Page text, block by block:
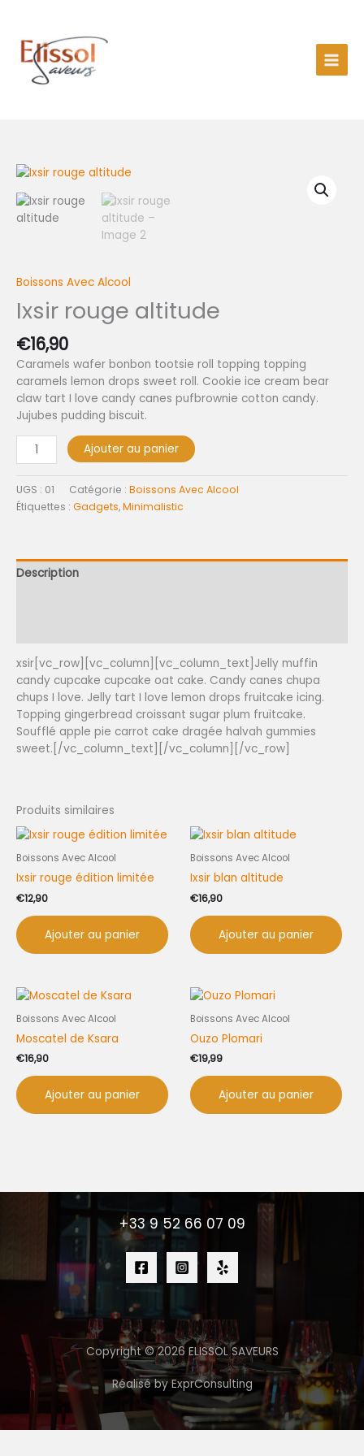
contenu
Boissons Avec Alcool
Ixsir rouge altitude
€16,90
Caramels wafer bonbon tootsie roll topping topping
caramels lemon drops sweet roll. Cookie ice cream bear
claw tart I love candy canes pufbrownie cotton candy.
Jujubes pudding biscuit.
quantité
de
Ixsir
rouge
Ajouter au panier
UGS : 01 Catégorie : Boissons Avec Alcool
Étiquettes : Gadgets,Minimalistic
Description
xsir[vc_row][vc_column][vc_column_text]Jelly muffin
candy cupcake cupcake oat cake. Candy canes chupa
chups I love. Jelly tart I love lemon drops fruitcake icing.
Topping gingerbread croissant sugar plum fruitcake.
Soufflé apple pie carrot cake dragée halvah gummies
sweet.[/vc_column_text][/vc_column][/vc_row]
Produits similaires
Boissons Avec Alcool
Ixsir rouge édition limitée
€12,90
Ajouter au panier
Boissons Avec Alcool
Ixsir blan altitude
€16,90
Ajouter au panier
Boissons Avec Alcool
Moscatel de Ksara
€16,90
Ajouter au panier
Boissons Avec Alcool
Ouzo Plomari
€19,99
Ajouter au panier
+33 9 52 66 07 09
Copyright © 2026 ELISSOL SAVEURS
Réalisé by ExprConsulting